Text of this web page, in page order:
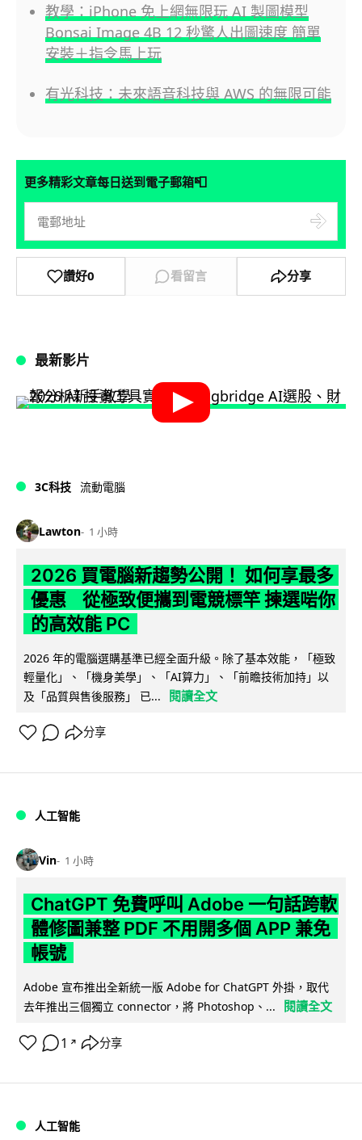
教學：iPhone 免上網無限玩 AI 製圖模型
Bonsai Image 4B 12 秒驚人出圖速度 簡單
安裝＋指令馬上玩
有光科技：未來語音科技與 AWS 的無限可能
更多精彩文章每日送到電子郵箱📮
讚好0 看留言 分享
最新影片
3C科技 流動電腦
Lawton 1 小時
2026 買電腦新趨勢公開！ 如何享最多
優惠 從極致便攜到電競標竿 揀選啱你
的高效能 PC
2026 年的電腦選購基準已經全面升級。除了基本效能，「極致
輕量化」、「機身美學」、「AI算力」、「前瞻技術加持」以
及「品質與售後服務」 已...
閱讀全文
分享
人工智能
Vin 1 小時
ChatGPT 免費呼叫 Adobe 一句話跨軟
體修圖兼整 PDF 不用開多個 APP 兼免
帳號
Adobe 宣布推出全新統一版 Adobe for ChatGPT 外掛，取代
去年推出三個獨立 connector，將 Photoshop、...
閱讀全文
1 ↗ 分享
人工智能